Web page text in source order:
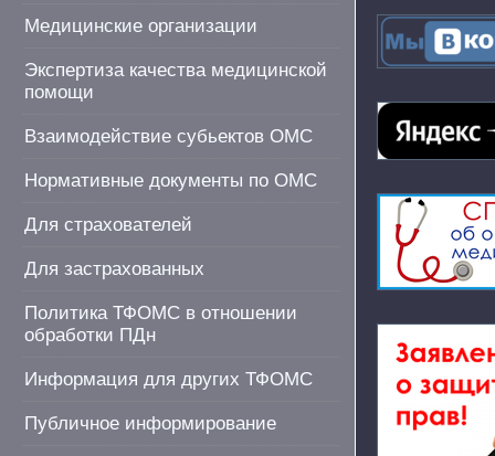
Медицинские организации
Экспертиза качества медицинской
помощи
Взаимодействие субьектов ОМС
Нормативные документы по ОМС
Для страхователей
Для застрахованных
Политика ТФОМС в отношении
обработки ПДн
Информация для других ТФОМС
Публичное информирование